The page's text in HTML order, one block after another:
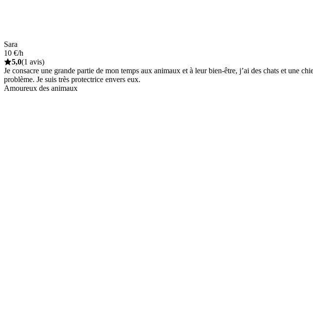
Sara
10 €/h
5,0(1 avis)
Je consacre une grande partie de mon temps aux animaux et à leur bien-être, j’ai des chats et une
problème. Je suis très protectrice envers eux.
Amoureux des animaux